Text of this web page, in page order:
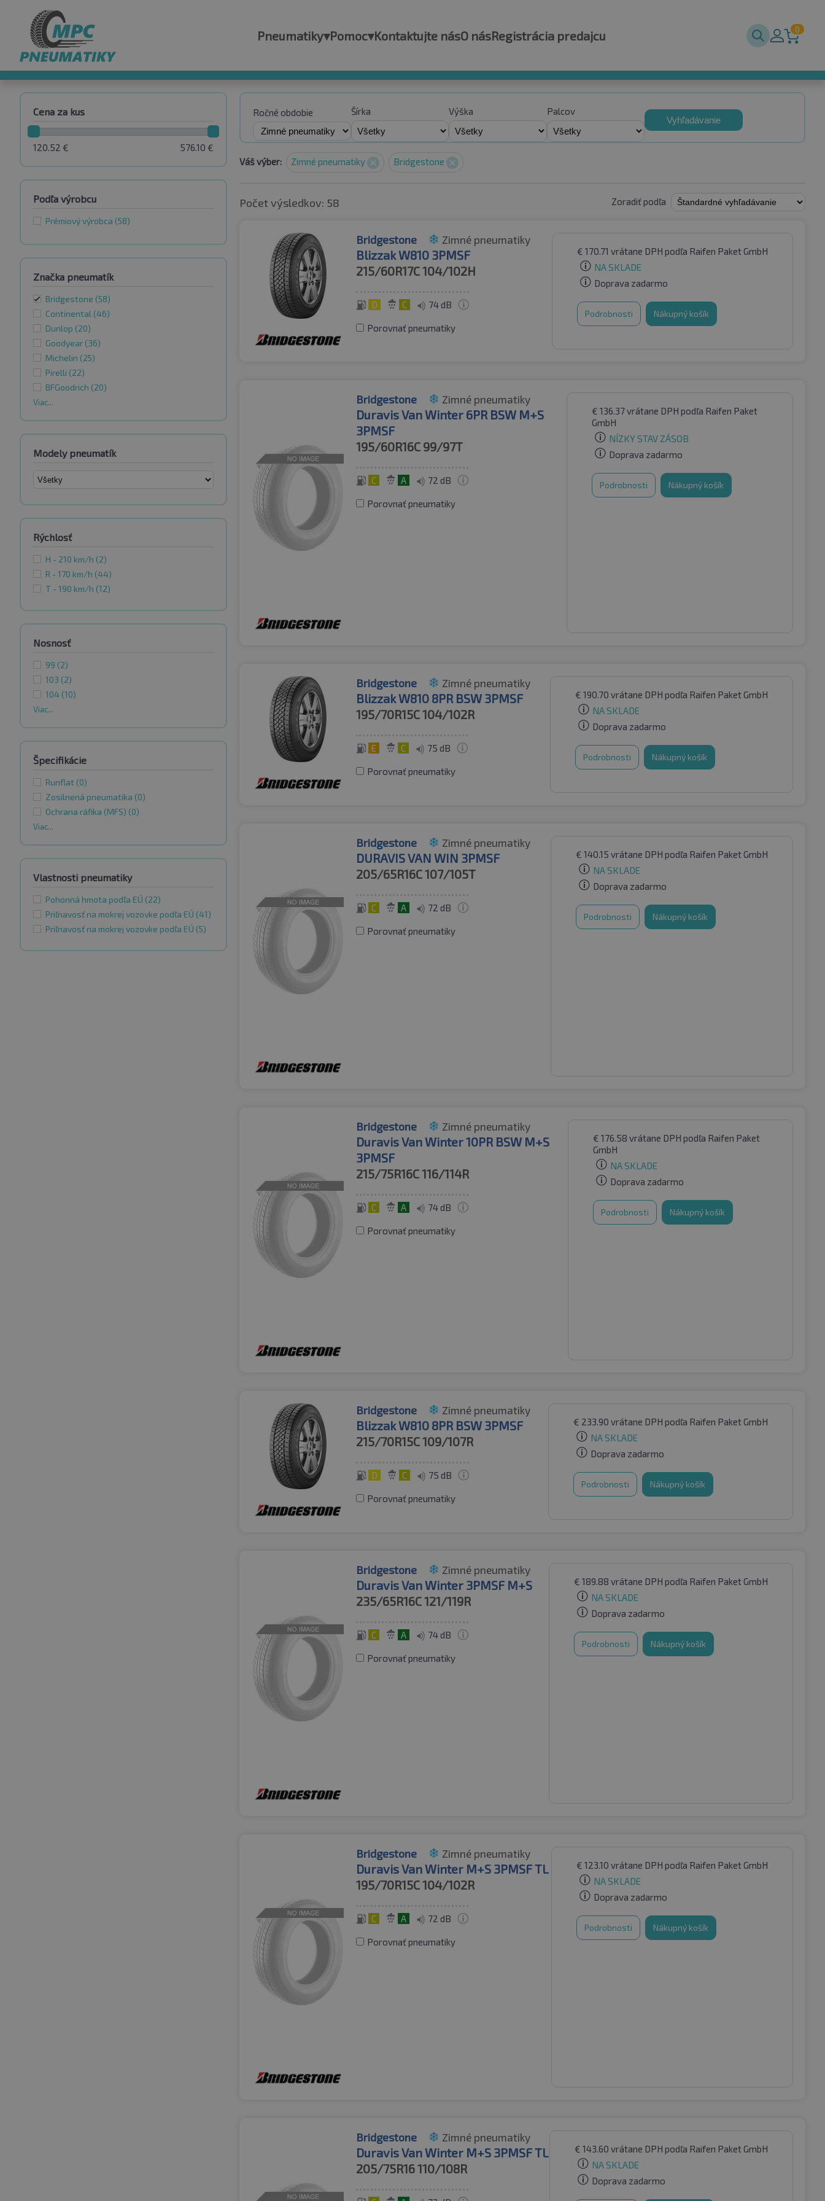
Pneumatiky▾Pomoc▾Kontaktujte násO násRegistrácia predajcu 0
Cena za kus
576.10 €
120.52 €
Podľa výrobcu
Prémiový výrobca (58)
Značka pneumatík
Bridgestone (58)
Continental (46)
Dunlop (20)
Goodyear (36)
Michelin (25)
Pirelli (22)
BFGoodrich (20)
Viac...
Modely pneumatík
Rýchlosť
H - 210 km/h (2)
R - 170 km/h (44)
T - 190 km/h (12)
Nosnosť
99 (2)
103 (2)
104 (10)
Viac...
Špecifikácie
Runflat (0)
Zosilnená pneumatika (0)
Ochrana ráfika (MFS) (0)
Viac...
Vlastnosti pneumatiky
Pohonná hmota podľa EÚ (22)
Priľnavosť na mokrej vozovke podľa EÚ (41)
Priľnavosť na mokrej vozovke podľa EÚ (5)
Ročné obdobie Šírka Výška Palcov
Vyhľadávanie
Váš výber: Zimné pneumatiky Bridgestone
Počet výsledkov: 58 Zoradiť podľa
Bridgestone Zimné pneumatiky
Blizzak W810 3PMSF
215/60R17C104/102H
D C 74 dB
Porovnať pneumatiky
€ 170.71 vrátane DPH podľa Raifen Paket GmbH
NA SKLADE
Doprava zadarmo
Podrobnosti Nákupný košík
Bridgestone Zimné pneumatiky
Duravis Van Winter 6PR BSW M+S
3PMSF
195/60R16C 99/97T
C A 72 dB
Porovnať pneumatiky
€ 136.37vrátane DPH podľa Raifen Paket
GmbH
NÍZKY STAV ZÁSOB
Doprava zadarmo
Podrobnosti Nákupný košík
Bridgestone Zimné pneumatiky
Blizzak W810 8PR BSW 3PMSF
195/70R15C104/102R
E C 75 dB
Porovnať pneumatiky
€ 190.70 vrátane DPH podľa Raifen Paket GmbH
NA SKLADE
Doprava zadarmo
Podrobnosti Nákupný košík
Bridgestone Zimné pneumatiky
DURAVIS VAN WIN 3PMSF
205/65R16C107/105T
C A 72 dB
Porovnať pneumatiky
€ 140.15 vrátane DPH podľa Raifen Paket GmbH
NA SKLADE
Doprava zadarmo
Podrobnosti Nákupný košík
Bridgestone Zimné pneumatiky
Duravis Van Winter 10PR BSW M+S
3PMSF
215/75R16C116/114R
C A 74 dB
Porovnať pneumatiky
€ 176.58 vrátane DPHpodľa Raifen Paket
GmbH
NA SKLADE
Doprava zadarmo
Podrobnosti Nákupný košík
Bridgestone Zimné pneumatiky
Blizzak W810 8PR BSW 3PMSF
215/70R15C109/107R
D C 75 dB
Porovnať pneumatiky
€ 233.90 vrátane DPH podľa Raifen Paket GmbH
NA SKLADE
Doprava zadarmo
Podrobnosti Nákupný košík
Bridgestone Zimné pneumatiky
Duravis Van Winter 3PMSF M+S
235/65R16C121/119R
C A 74 dB
Porovnať pneumatiky
€ 189.88 vrátane DPH podľa Raifen Paket GmbH
NA SKLADE
Doprava zadarmo
Podrobnosti Nákupný košík
Bridgestone Zimné pneumatiky
Duravis Van Winter M+S 3PMSF TL
195/70R15C104/102R
C A 72 dB
Porovnať pneumatiky
€ 123.10 vrátane DPH podľa Raifen Paket GmbH
NA SKLADE
Doprava zadarmo
Podrobnosti Nákupný košík
Bridgestone Zimné pneumatiky
Duravis Van Winter M+S 3PMSF TL
205/75R16110/108R
€ 143.60 vrátane DPH podľa Raifen Paket GmbH
NA SKLADE
Doprava zadarmo